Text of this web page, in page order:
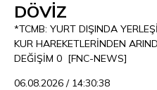
DÖVİZ
*TCMB: YURT DIŞINDA
KUR HAREKETLERİNDEN
DEĞİŞİM 0  [FNC-NEWS]
06.08.2026 / 14:30:38